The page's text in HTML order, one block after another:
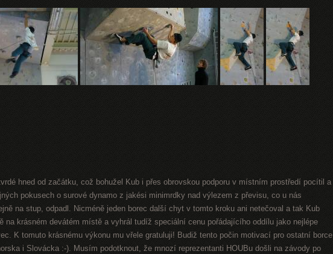
hned od začátku, což bohužel Kub i přes obrovskou podporu v místním prostředí pocítil a
pokusech o surové dynamo z jakési minimrdky nad výlezem z převisu, co u nás
na stup, odpadl. Nicméně jeden borec další chyt v tomto kroku ani netečoval a tak Kub
na krásném devátém místě a vyhrál tudíž speciální cenu pořádajícího oddílu jako nejlépe
K tomuto krásnému výkonu mu vřele gratuluji! Budiž tento počin motivací pro ostatní borce
i Slovácka :-). Musím podotknout, že mnozí reprezentanti HOUBu došli na závody po